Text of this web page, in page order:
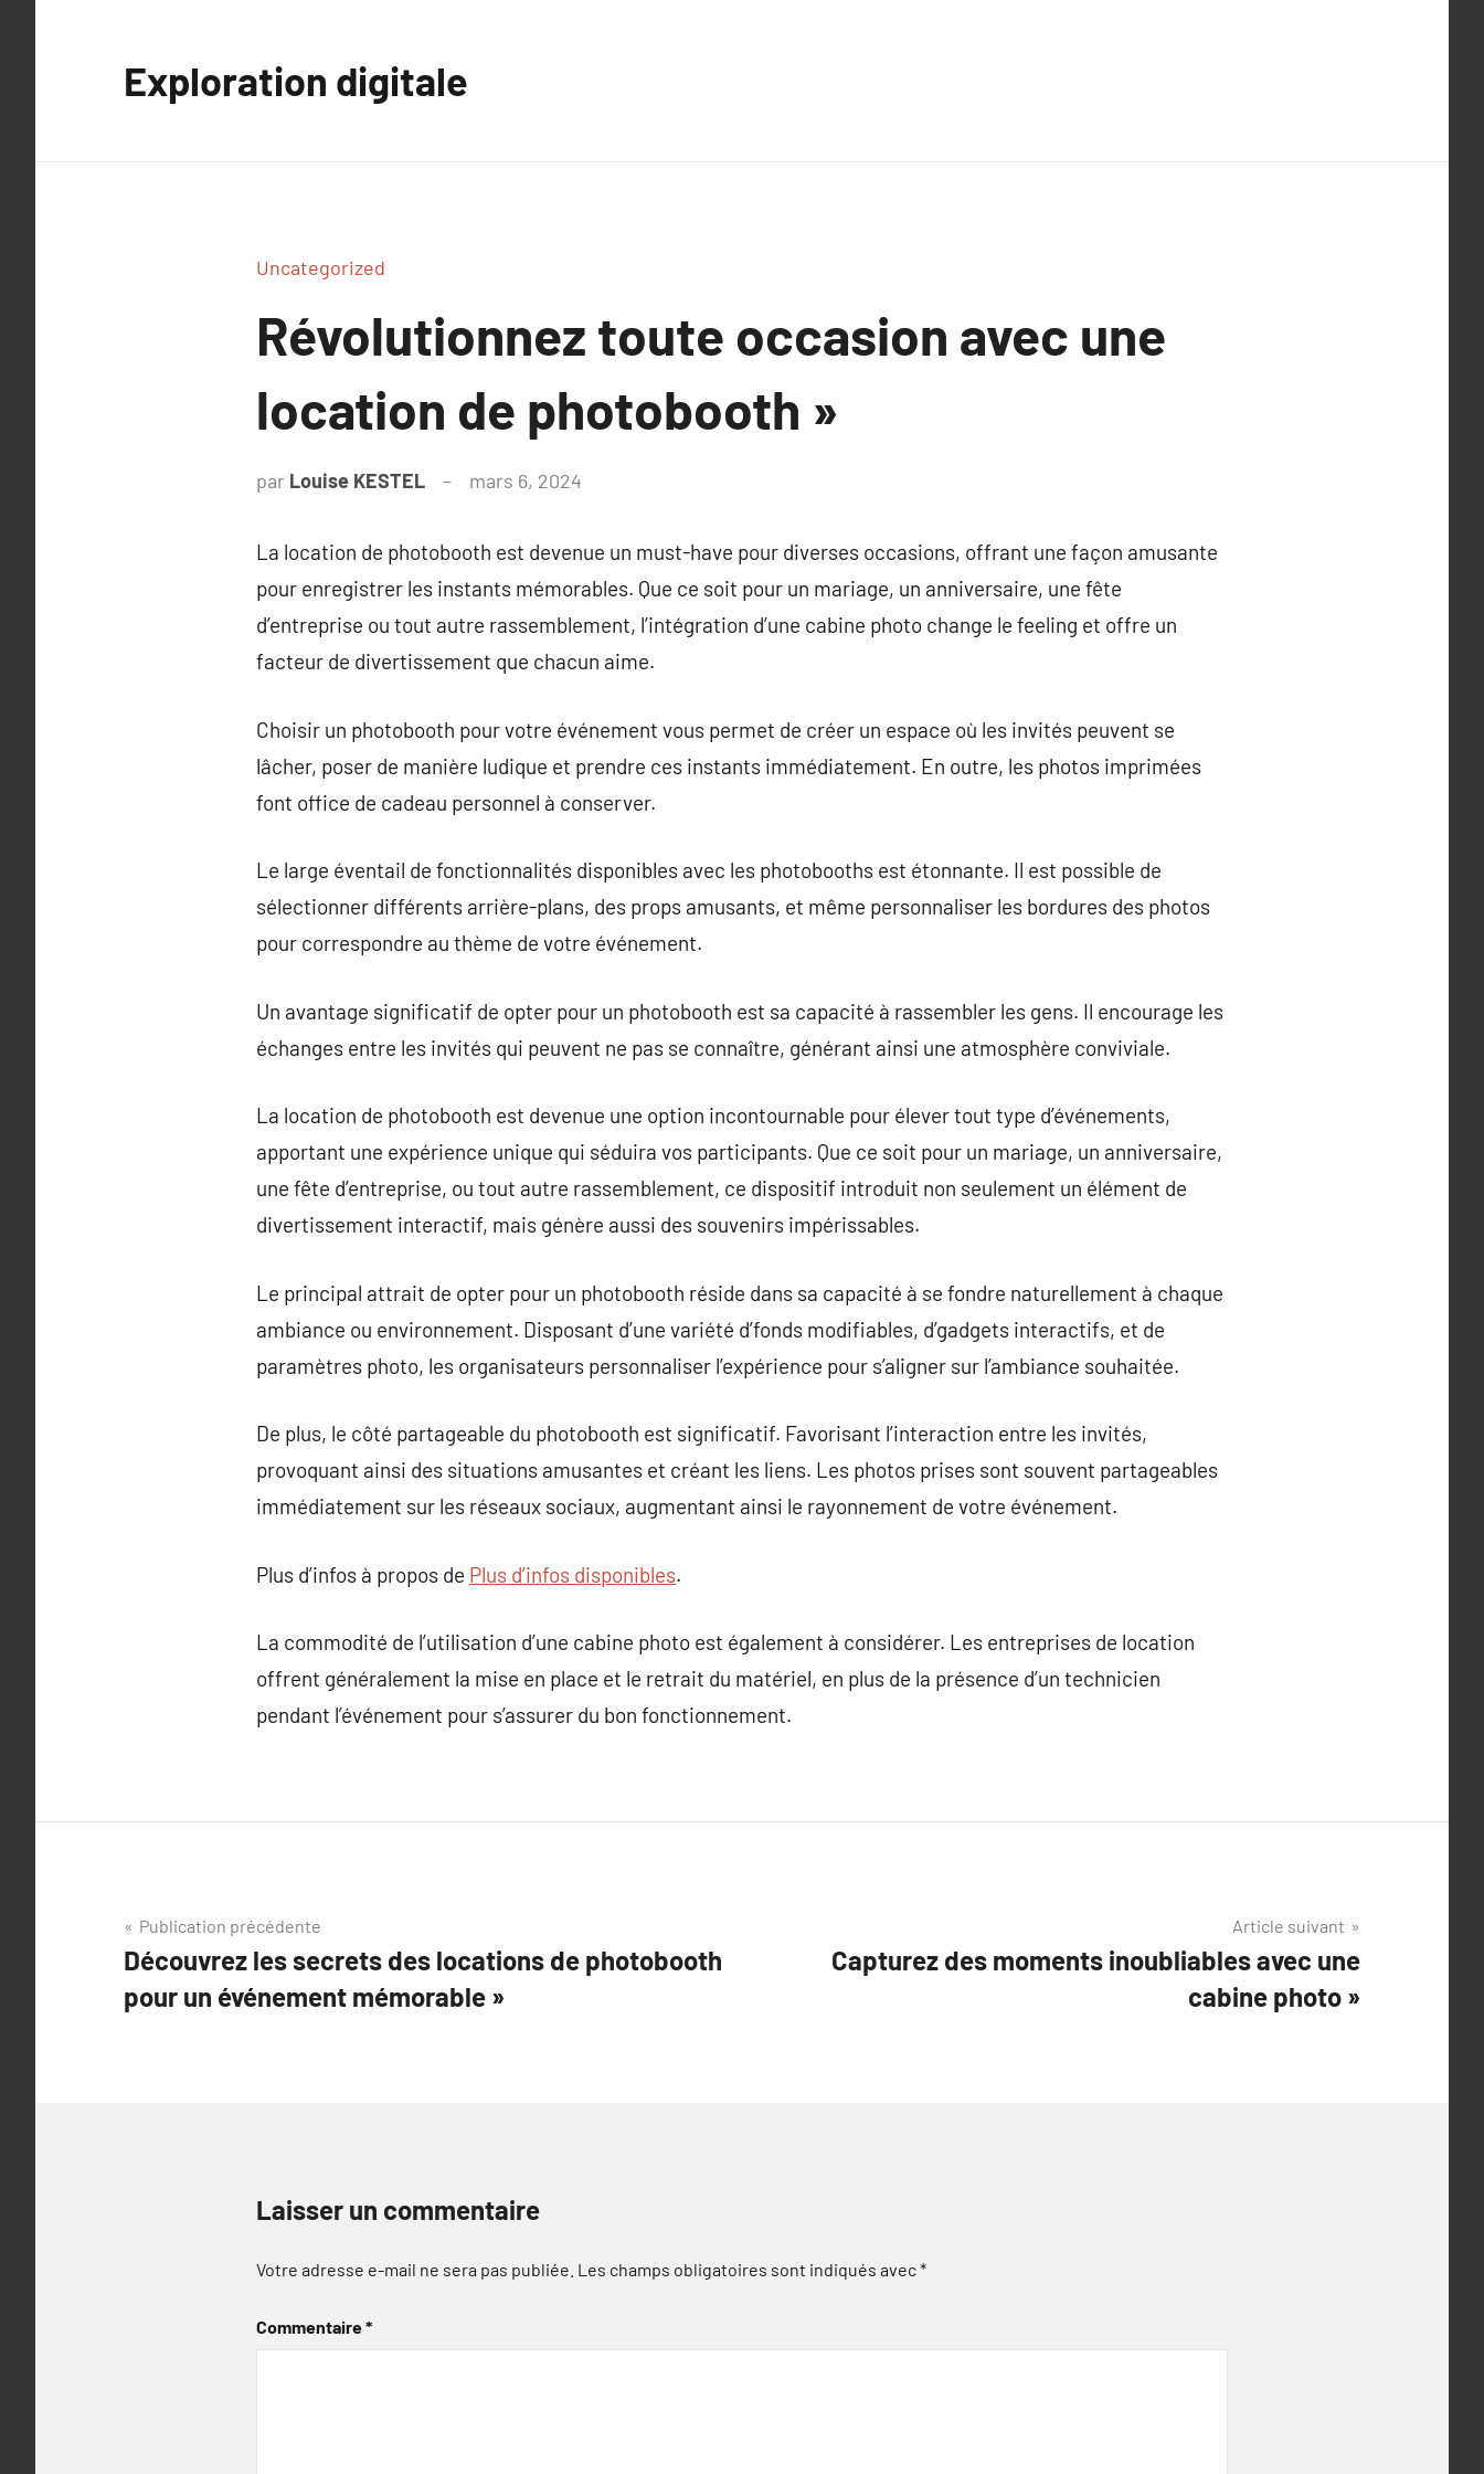
Exploration digitale
Uncategorized
Révolutionnez toute occasion avec une
location de photobooth »
par Louise KESTEL mars 6, 2024
La location de photobooth est devenue un must-have pour diverses occasions, offrant une façon amusante
pour enregistrer les instants mémorables. Que ce soit pour un mariage, un anniversaire, une fête
d’entreprise ou tout autre rassemblement, l’intégration d’une cabine photo change le feeling et offre un
facteur de divertissement que chacun aime.
Choisir un photobooth pour votre événement vous permet de créer un espace où les invités peuvent se
lâcher, poser de manière ludique et prendre ces instants immédiatement. En outre, les photos imprimées
font office de cadeau personnel à conserver.
Le large éventail de fonctionnalités disponibles avec les photobooths est étonnante. Il est possible de
sélectionner différents arrière-plans, des props amusants, et même personnaliser les bordures des photos
pour correspondre au thème de votre événement.
Un avantage significatif de opter pour un photobooth est sa capacité à rassembler les gens. Il encourage les
échanges entre les invités qui peuvent ne pas se connaître, générant ainsi une atmosphère conviviale.
La location de photobooth est devenue une option incontournable pour élever tout type d’événements,
apportant une expérience unique qui séduira vos participants. Que ce soit pour un mariage, un anniversaire,
une fête d’entreprise, ou tout autre rassemblement, ce dispositif introduit non seulement un élément de
divertissement interactif, mais génère aussi des souvenirs impérissables.
Le principal attrait de opter pour un photobooth réside dans sa capacité à se fondre naturellement à chaque
ambiance ou environnement. Disposant d’une variété d’fonds modifiables, d’gadgets interactifs, et de
paramètres photo, les organisateurs personnaliser l’expérience pour s’aligner sur l’ambiance souhaitée.
De plus, le côté partageable du photobooth est significatif. Favorisant l’interaction entre les invités,
provoquant ainsi des situations amusantes et créant les liens. Les photos prises sont souvent partageables
immédiatement sur les réseaux sociaux, augmentant ainsi le rayonnement de votre événement.
Plus d’infos à propos de Plus d’infos disponibles.
La commodité de l’utilisation d’une cabine photo est également à considérer. Les entreprises de location
offrent généralement la mise en place et le retrait du matériel, en plus de la présence d’un technicien
pendant l’événement pour s’assurer du bon fonctionnement.
Navigation
de
l’article
Publication précédente
Découvrez les secrets des locations de photobooth
pour un événement mémorable »
Article suivant
Capturez des moments inoubliables avec une
cabine photo »
Laisser un commentaire
Votre adresse e-mail ne sera pas publiée. Les champs obligatoires sont indiqués avec*
Commentaire*